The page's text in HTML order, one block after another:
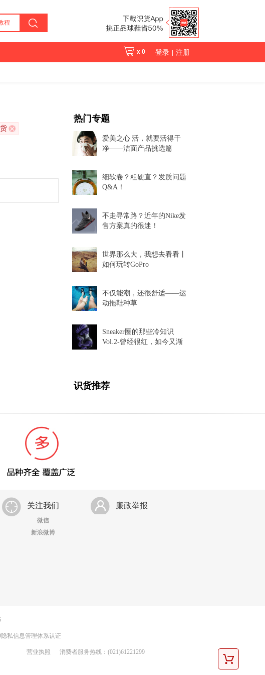
程
x 0 登录 注册
热门专题
爱美之心|活，就要活得干
净——洁面产品挑选篇
细软卷？粗硬直？发质问题
Q&A！
不走寻常路？近年的Nike发
售方案真的很迷！
世界那么大，我想去看看丨
如何玩转GoPro
不仅能潮，还很舒适——运
动拖鞋种草
Sneaker圈的那些冷知识
Vol.2-曾经很红，如今又渐
识货推荐
关注我们
微信
新浪微博
廉政举报
隐私信息管理体系认证
营业执照 消费者服务热线：(021)61221299